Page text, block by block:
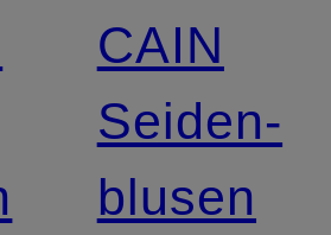
CAIN
Seiden­
blusen